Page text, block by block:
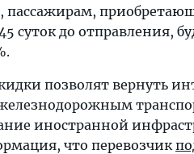
пассажирам,
суток до отправления,
позволят вернуть
иностранной
что перевозчик